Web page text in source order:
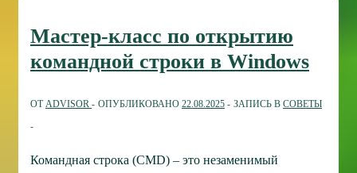
причины
и
Мастер-класс по открытию
командной строки в Windows
ОТ ADVISOR ОПУБЛИКОВАНО 22.08.2025 ЗАПИСЬ В СОВЕТЫ
Командная строка (CMD) – это незаменимый